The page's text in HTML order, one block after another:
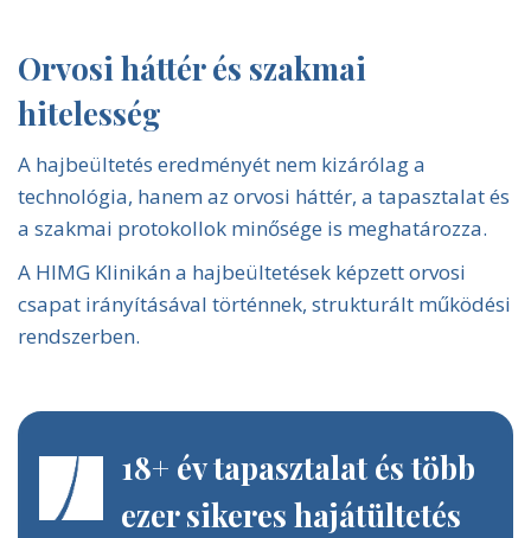
Orvosi háttér és szakmai
hitelesség
A hajbeültetés eredményét nem kizárólag a
technológia, hanem az orvosi háttér, a tapasztalat és
a szakmai protokollok minősége is meghatározza.
A HIMG Klinikán a hajbeültetések képzett orvosi
csapat irányításával történnek, strukturált működési
rendszerben.
18+ év tapasztalat és több
ezer sikeres hajátültetés